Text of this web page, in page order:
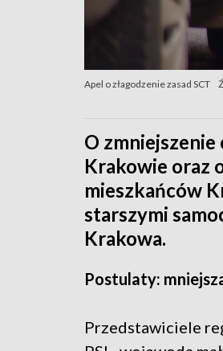
Apel o złagodzenie zasad SCT
O
Krakowie oraz
mieszkańców
starszymi
Krakowa.
Postulaty:
Przedstawiciele